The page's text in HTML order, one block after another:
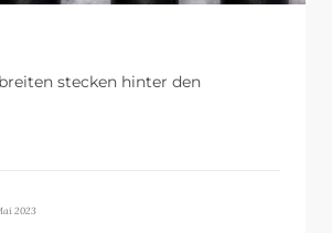
stecken hinter den
2023